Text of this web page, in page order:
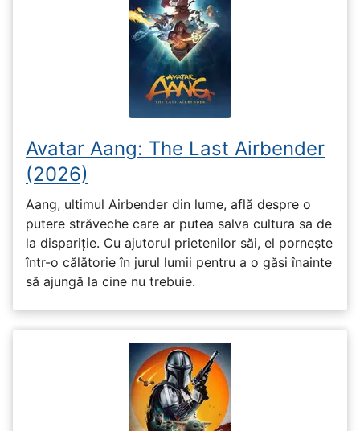
Avatar Aang: The Last Airbender
(2026)
Aang, ultimul Airbender din lume, află despre o
putere străveche care ar putea salva cultura sa de
la dispariție. Cu ajutorul prietenilor săi, el pornește
într-o călătorie în jurul lumii pentru a o găsi înainte
să ajungă la cine nu trebuie.